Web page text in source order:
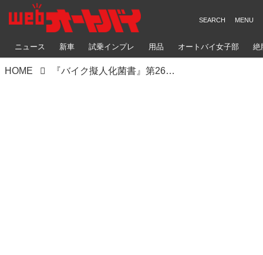
ニュース 新車 試乗インプレ 用品 オートバイ女子部 絶
HOME 『バイク擬人化菌書』第26輪「やればできる子」 作：鈴木秀吉